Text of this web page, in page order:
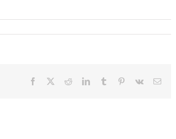
Facebook RedditLinkedInTumblr Pinterest
Vk Email